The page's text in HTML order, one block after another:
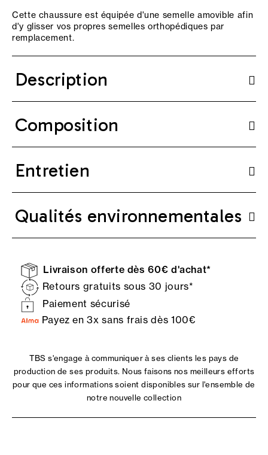
Cette chaussure est équipée d'une semelle amovible afin
d'y glisser vos propres semelles orthopédiques par
remplacement.
Description
Composition
Entretien
Qualités environnementales
Livraison offerte dès 60€ d'achat*
Retours gratuits sous 30 jours*
Paiement sécurisé
Payez en 3x sans frais dès 100€
TBS s'engage à communiquer à ses clients les pays de
production de ses produits. Nous faisons nos meilleurs efforts
pour que ces informations soient disponibles sur l'ensemble de
notre nouvelle collection